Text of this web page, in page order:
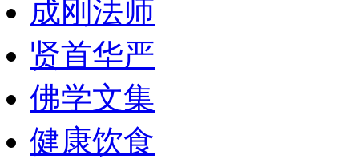
成刚法师
贤首华严
佛学文集
健康饮食